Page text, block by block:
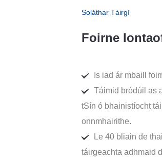
Soláthar Táirgí
Foirne
Is iad ár mbaill
Táimid bródúil as
tSín ó bhainistíocht
onnmhairithe.
Le 40 bliain de
táirgeachta adhmaid